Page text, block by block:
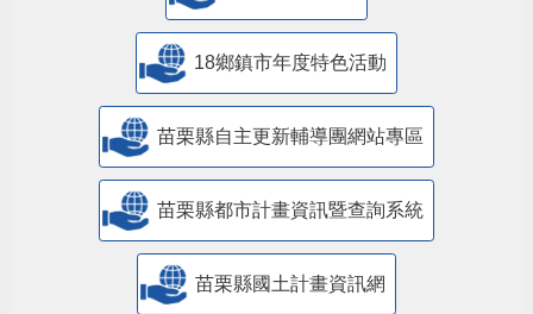
18鄉鎮市年度特色活動
苗栗縣自主更新輔導團網站專區
苗栗縣都市計畫資訊暨查詢系統
苗栗縣國土計畫資訊網